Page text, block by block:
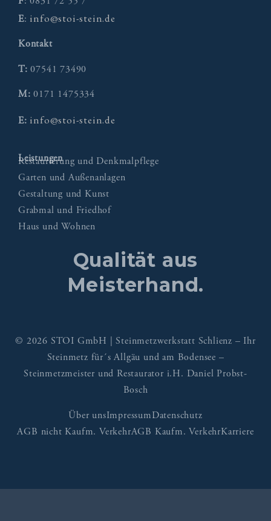
E: info@stoi-stein.de
Kontakt
T:07541 73490
M: 0171 1475334
E: info@stoi-stein.de
Leistungen
Restaurierung und Denkmalpflege
Garten und Außenanlagen
Gestaltung und Kunst
Grabmal und Friedhof
Haus und Wohnen
Qualität aus
Meisterhand.
© 2026 STOI GmbH | Steinmetzwerkstatt Schlienz – Ihr
Steinmetz für´s Allgäu und am Bodensee –
Steinmetzmeister und Restaurator i.H. Daniel Probst-
Bosch
Über unsImpressumDatenschutz
AGB nicht Kaufm. VerkehrAGB Kaufm. VerkehrKarriere